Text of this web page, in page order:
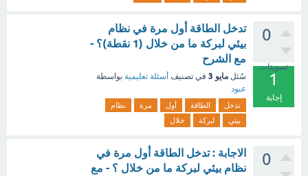
0
تصويتات
1
إجابة
تدخل الطاقة أول مرة في نظام
بيئي لبركة ما من خلال (1 نقطة)؟ -
مع الشرح
سُئل مايو 3 في تصنيف أسئلة تعليمية بواسطة
عبود
تدخل الطاقة أول مرة
نظام
بيئي
لبركة خلال
0
الاجابة : تدخل الطاقة أول مرة في
نظام بيئي لبركة ما من خلال ؟ - مع